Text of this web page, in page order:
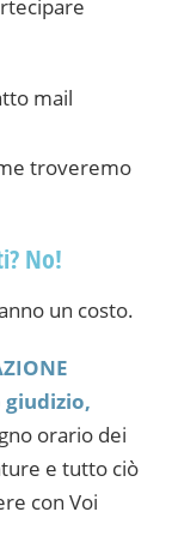
mail
troveremo
No!
un costo.
giudizio,
orario dei
e tutto ciò
con Voi